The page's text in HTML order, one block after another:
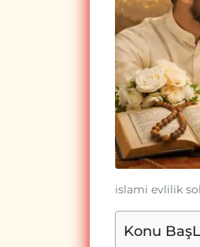
islami evlilik
Konu